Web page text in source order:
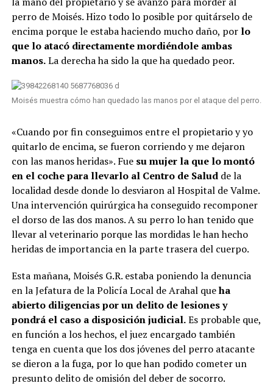
perro de Moisés. Hizo todo lo posible por quitárselo de
encima porque le estaba haciendo mucho daño, porlo
que lo atacó directamente mordiéndole ambas
manos.La derecha ha sido la que ha quedado peor.
Moisés muestra cómo han quedado las manos por el ataque del perro.
«Cuando por fin conseguimos entre el propietario y yo
quitarlo de encima, se fueron corriendo y me dejaron
con las manos heridas». Fue su mujer la que lo montó
en el coche para llevarlo al Centro de Saludde la
localidad desde donde lo desviaron al Hospital de Valme.
Una intervención quirúrgica ha conseguido recomponer
el dorso de las dos manos. A su perro lo han tenido que
llevar al veterinario porque las mordidas le han hecho
heridas de importancia en la parte trasera del cuerpo.
Esta mañana, Moisés G.R. estaba poniendo la denuncia
en la Jefatura de la Policía Local de Arahal queha
abierto diligencias por un delito de lesiones y
pondrá el caso a disposición judicial.Es probable que,
en función a los hechos, el juez encargado también
tenga en cuenta que los dos jóvenes del perro atacante
se dieron a la fuga, por lo que han podido cometer un
presunto delito de omisión del deber de socorro.